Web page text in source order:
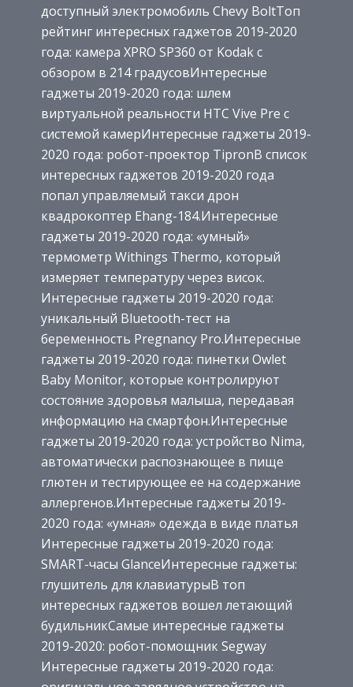
доступный электромобиль Chevy BoltТоп
рейтинг интересных гаджетов 2019-2020
года: камера XPRO SP360 от Kodak с
обзором в 214 градусовИнтересные
гаджеты 2019-2020 года: шлем
виртуальной реальности HTC Vive Pre с
системой камерИнтересные гаджеты 2019-
2020 года: робот-проектор TipronВ список
интересных гаджетов 2019-2020 года
попал управляемый такси дрон
квадрокоптер Ehang-184.Интересные
гаджеты 2019-2020 года: «умный»
термометр Withings Thermo, который
измеряет температуру через висок.
Интересные гаджеты 2019-2020 года:
уникальный Bluetooth-тест на
беременность Pregnancy Pro.Интересные
гаджеты 2019-2020 года: пинетки Owlet
Baby Monitor, которые контролируют
состояние здоровья малыша, передавая
информацию на смартфон.Интересные
гаджеты 2019-2020 года: устройство Nima,
автоматически распознающее в пище
глютен и тестирующее ее на содержание
аллергенов.Интересные гаджеты 2019-
2020 года: «умная» одежда в виде платья
Интересные гаджеты 2019-2020 года:
SMART-часы GlanceИнтересные гаджеты:
глушитель для клавиатурыВ топ
интересных гаджетов вошел летающий
будильникСамые интересные гаджеты
2019-2020: робот-помощник Segway
Интересные гаджеты 2019-2020 года: